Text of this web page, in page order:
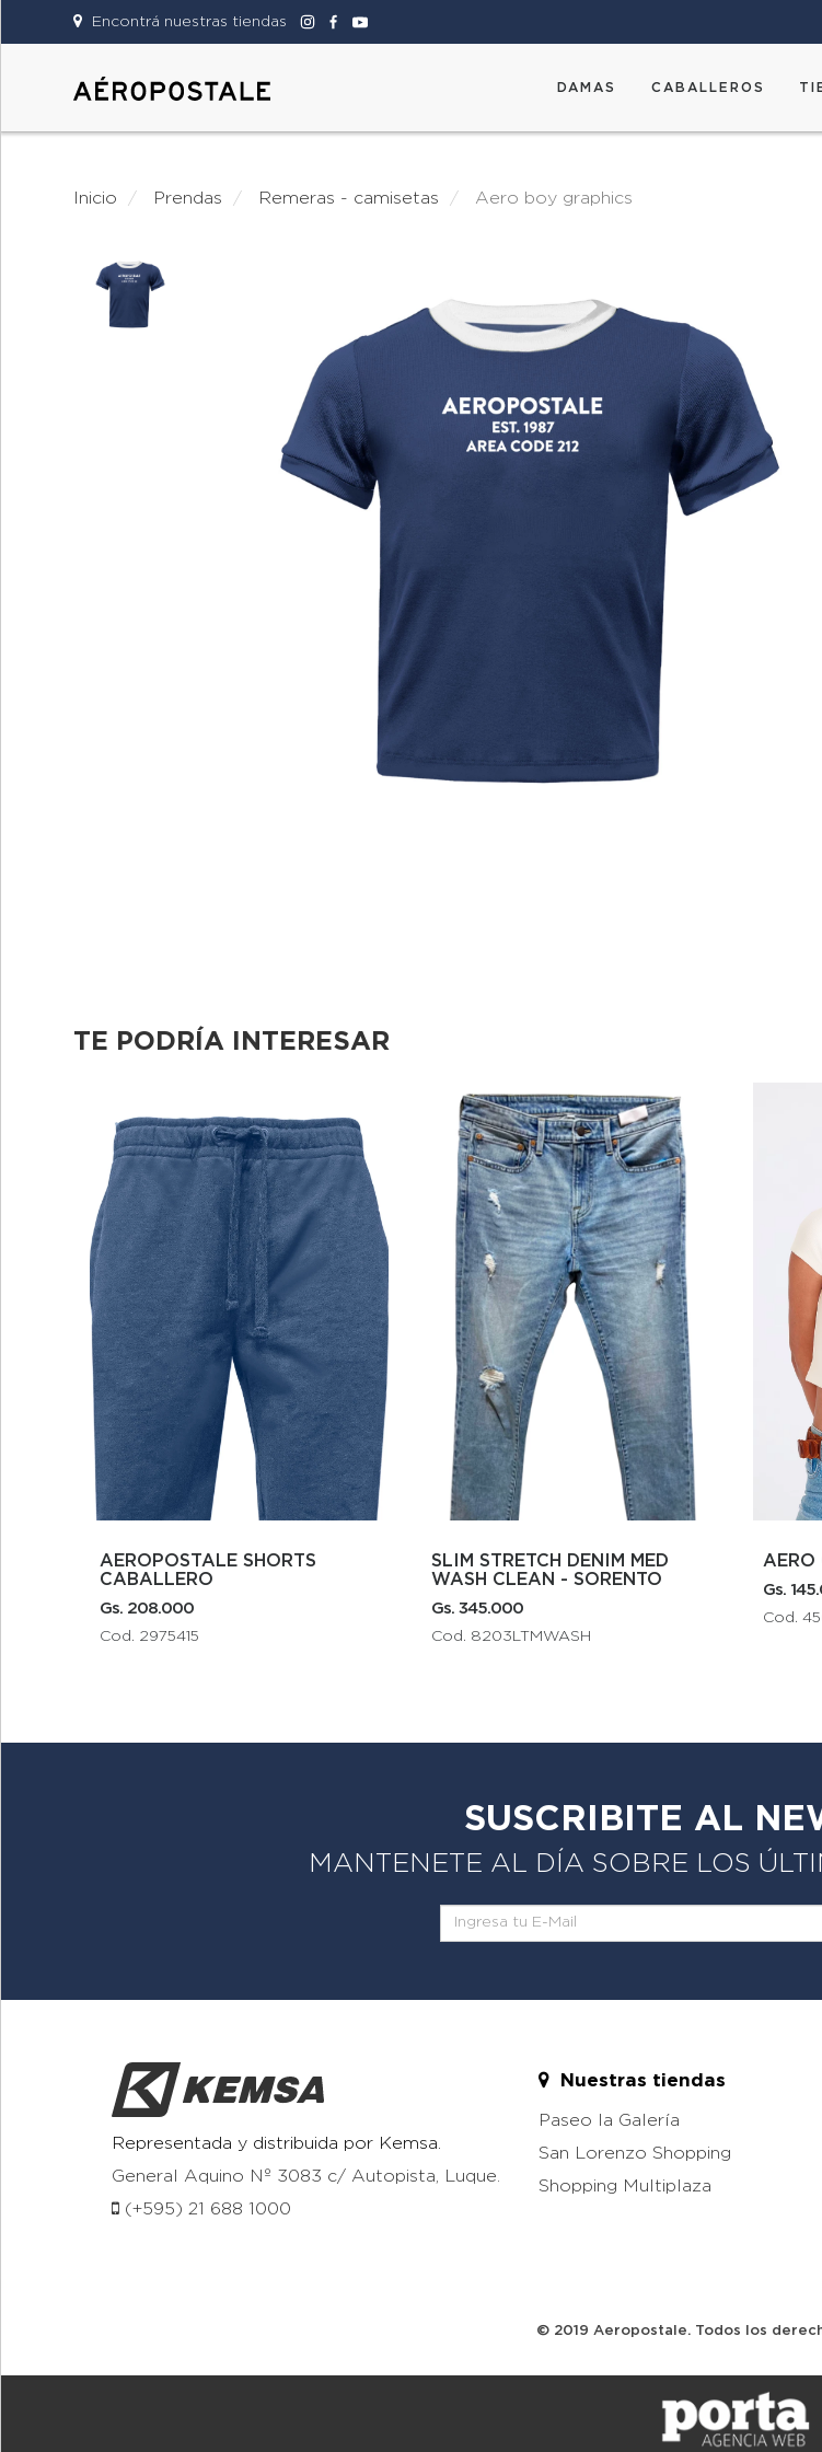
Encontrá nuestras tiendas
TIENDAS
DAMAS CABALLEROS
Inicio prendas remeras - camisetas aero boy graphics
TE PODRÍA INTERESAR
AEROPOSTALE SHORTS
CABALLERO
Gs. 208.000
Cod. 2975415
SLIM STRETCH DENIM MED
WASH CLEAN - SORENTO
Gs. 345.000
Cod. 8203LTMWASH
Gs.
Cod.
SUSCRIBITE AL
MANTENETE AL DÍA SOBRE LOS
Representada y distribuida por Kemsa.
General Aquino Nº 3083 c/ Autopista, Luque.
(+595) 21 688 1000
Nuestras tiendas
Paseo la Galería
San Lorenzo Shopping
Shopping Multiplaza
© 2019 Aeropostale. Todos los